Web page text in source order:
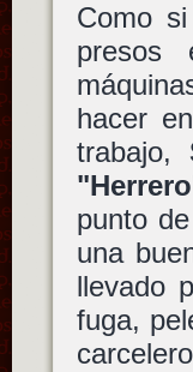
Como
presos
hacer
trabajo,
punto
una
llevado
fuga,